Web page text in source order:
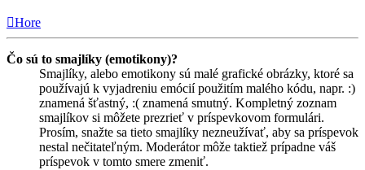
Hore
Čo sú to smajlíky (emotikony)?
Smajlíky, alebo emotikony sú malé grafické obrázky, ktoré sa
používajú k vyjadreniu emócií použitím malého kódu, napr. :)
znamená šťastný, :( znamená smutný. Kompletný zoznam
smajlíkov si môžete prezrieť v príspevkovom formulári.
Prosím, snažte sa tieto smajlíky nezneužívať, aby sa príspevok
nestal nečitateľným. Moderátor môže taktiež prípadne váš
príspevok v tomto smere zmeniť.